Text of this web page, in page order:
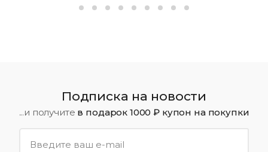
Подписка на новости
...и получите в подарок 1000 ₽ купон на покупки